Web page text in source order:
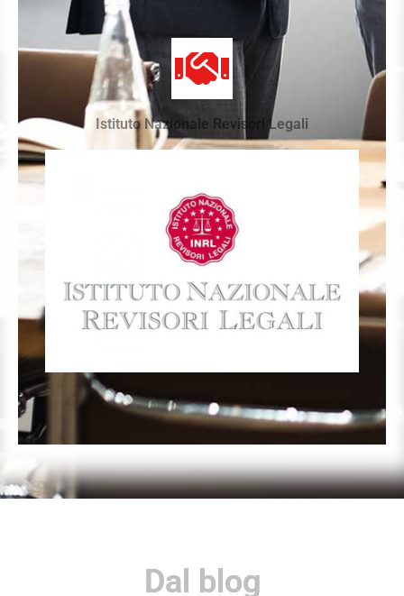
Istituto Nazionale Revisori Legali
Dal blog